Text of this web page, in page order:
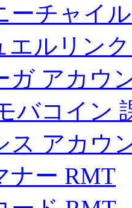
ーチャイ
エルリン
ガ アカウ
バコイン
ス アカウ
ナー RMT